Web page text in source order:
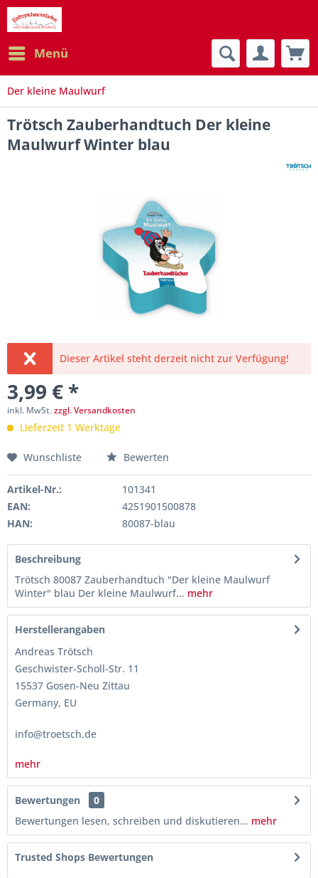
Menü
Der kleine Maulwurf
Trötsch Zauberhandtuch Der kleine
Maulwurf Winter blau
Dieser Artikel steht derzeit nicht zur Verfügung!
3,99 € *
inkl. MwSt.zzgl. Versandkosten
Lieferzeit 1 Werktage
Wunschliste Bewerten
Artikel-Nr.:
101341
EAN:
4251901500878
HAN:
80087-blau
Beschreibung
Trötsch 80087 Zauberhandtuch "Der kleine Maulwurf
Winter" blau Der kleine Maulwurf... mehr
Herstellerangaben
Andreas Trötsch
Geschwister-Scholl-Str. 11
15537 Gosen-Neu Zittau
Germany, EU
info@troetsch.de
mehr
Bewertungen
0
Bewertungen lesen, schreiben und diskutieren... mehr
Trusted Shops Bewertungen